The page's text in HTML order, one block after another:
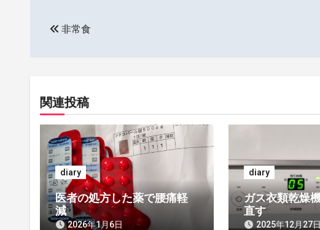
ゲ
ー
シ
ョ
ン
非常食
関連投稿
diary
医者の処方した薬で腰痛軽
減
2026年1月6日
diary
ガス衣類乾燥
直す
2025年12月27日